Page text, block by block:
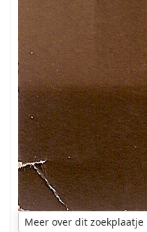
Meer over dit zoekplaatje